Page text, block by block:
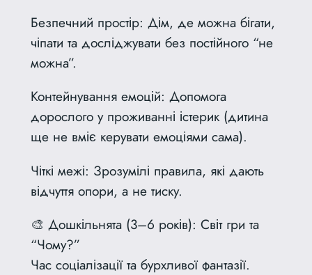
Безпечний простір: Дім, де можна бігати,
чіпати та досліджувати без постійного “не
можна”.
Контейнування емоцій: Допомога
дорослого у проживанні істерик (дитина
ще не вміє керувати емоціями сама).
Чіткі межі: Зрозумілі правила, які дають
відчуття опори, а не тиску.
🎨 Дошкільнята (3–6 років): Світ гри та
“Чому?”
Час соціалізації та бурхливої фантазії.